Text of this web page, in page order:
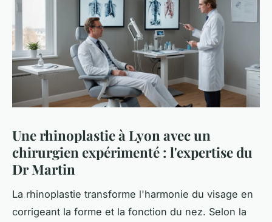
Une rhinoplastie à Lyon avec un
chirurgien expérimenté : l'expertise du
Dr Martin
La rhinoplastie transforme l'harmonie du visage en
corrigeant la forme et la fonction du nez. Selon la